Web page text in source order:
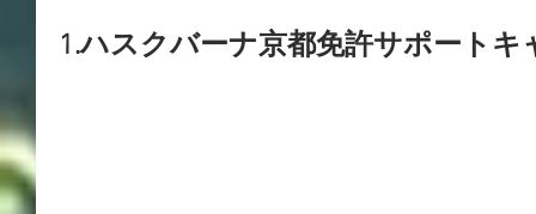
​1.ハスクバーナ京都免許サポートキ